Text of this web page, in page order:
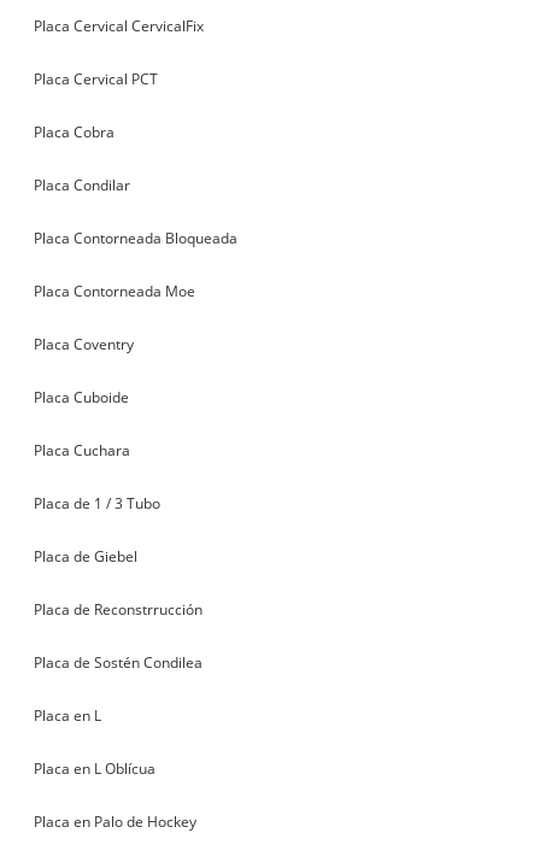
Placa Cervical CervicalFix
Placa Cervical PCT
Placa Cobra
Placa Condilar
Placa Contorneada Bloqueada
Placa Contorneada Moe
Placa Coventry
Placa Cuboide
Placa Cuchara
Placa de 1 / 3 Tubo
Placa de Giebel
Placa de Reconstrrucción
Placa de Sostén Condilea
Placa en L
Placa en L Oblícua
Placa en Palo de Hockey